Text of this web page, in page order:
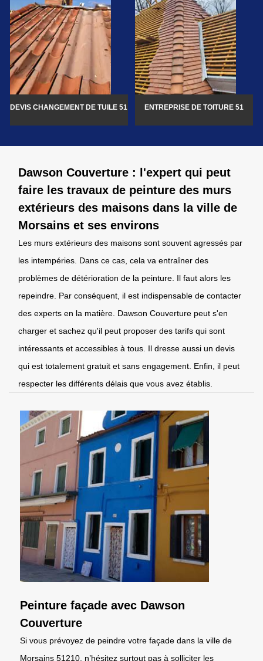
DEVIS CHANGEMENT DE TUILE 51 ENTREPRISE DE TOITURE 51
Dawson Couverture : l'expert qui peut
faire les travaux de peinture des murs
extérieurs des maisons dans la ville de
Morsains et ses environs
Les murs extérieurs des maisons sont souvent agressés par
les intempéries. Dans ce cas, cela va entraîner des
problèmes de détérioration de la peinture. Il faut alors les
repeindre. Par conséquent, il est indispensable de contacter
des experts en la matière. Dawson Couverture peut s'en
charger et sachez qu'il peut proposer des tarifs qui sont
intéressants et accessibles à tous. Il dresse aussi un devis
qui est totalement gratuit et sans engagement. Enfin, il peut
respecter les différents délais que vous avez établis.
Peinture façade avec Dawson
Couverture
Si vous prévoyez de peindre votre façade dans la ville de
Morsains 51210, n’hésitez surtout pas à solliciter les